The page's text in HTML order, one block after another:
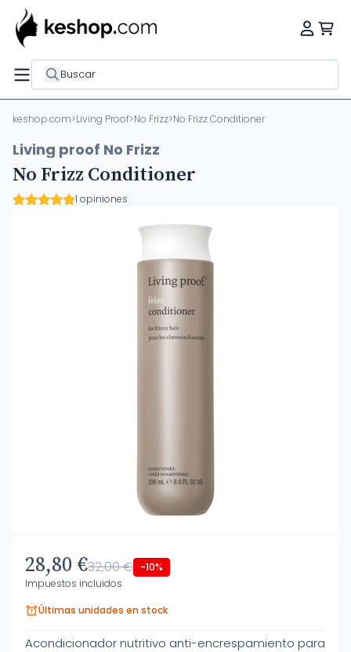
Buscar
keshop.com>Living Proof>No Frizz>No Frizz Conditioner
Living proof No Frizz
No Frizz Conditioner
1 opiniones
28,80 €32,00 € -10%
Impuestos incluidos
Últimas unidades en stock
Acondicionador nutritivo anti-encrespamiento para